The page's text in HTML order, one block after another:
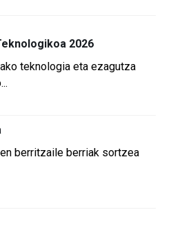
2026
teknologia eta ezagutza
berritzaile berriak sortzea